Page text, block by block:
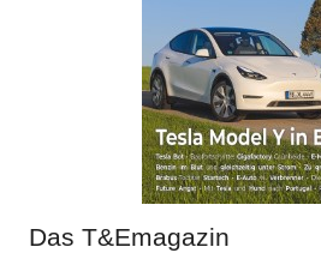
Das T&Emagazin